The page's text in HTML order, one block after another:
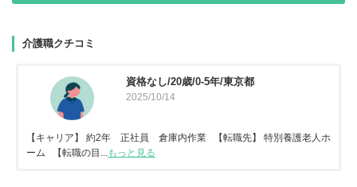
介護職クチコミ
資格なし/20歳/0-5年/東京都
2025/10/14
【キャリア】 約2年 正社員 倉庫内作業 【転職先】 特別養護老人ホ
ーム 【転職の目...もっと見る